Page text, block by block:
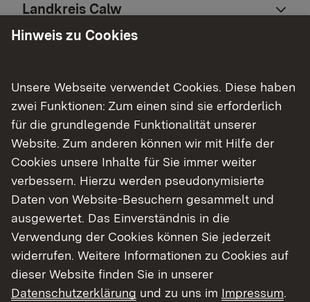
Landkreis Calw
Landkreis Freudenstadt
Landkreis Karlsruhe
Landkreis Neckar-Odenwald-Kreis
Hinweis zu Cookies
Unsere Webseite verwendet Cookies. Diese haben
zwei Funktionen: Zum einen sind sie erforderlich
für die grundlegende Funktionalität unserer
Website. Zum anderen können wir mit Hilfe der
Cookies unsere Inhalte für Sie immer weiter
verbessern. Hierzu werden pseudonymisierte
Daten von Website-Besuchern gesammelt und
ausgewertet. Das Einverständnis in die
Verwendung der Cookies können Sie jederzeit
widerrufen. Weitere Informationen zu Cookies auf
dieser Website finden Sie in unserer
Datenschutzerklärung und zu uns im Impressum.